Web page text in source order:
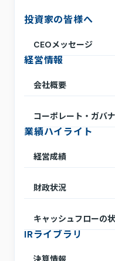
投資家の皆様へ
CEOメッセージ
経営情報
会社概要
コーポレート・ガバ
業績ハイライト
経営成績
財政状況
キャッシュフローの
IRライブラリ